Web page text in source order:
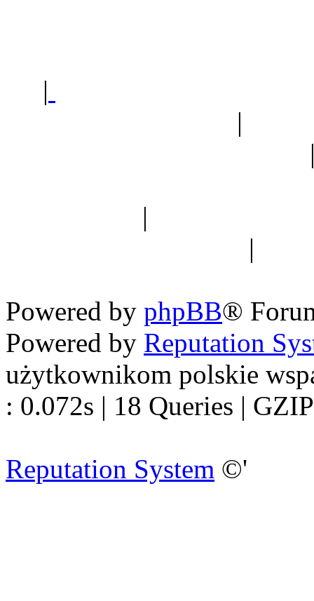
|
|
|
|
Powered by phpBB®
Powered by Reputation
użytkownikom polskie
: 0.072s | 18 Queries |
Reputation System ©'